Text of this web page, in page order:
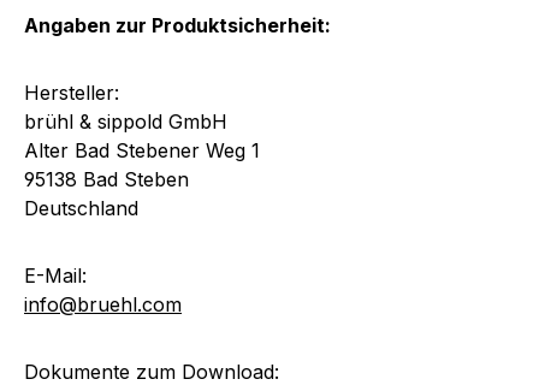
Angaben zur Produktsicherheit:
Hersteller:
brühl & sippold GmbH
Alter Bad Stebener Weg 1
95138 Bad Steben
Deutschland
E-Mail:
info@bruehl.com
Dokumente zum Download: